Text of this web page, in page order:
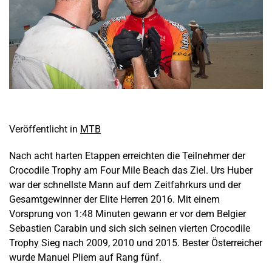
Veröffentlicht in MTB
Nach acht harten Etappen erreichten die Teilnehmer der
Crocodile Trophy am Four Mile Beach das Ziel. Urs Huber
war der schnellste Mann auf dem Zeitfahrkurs und der
Gesamtgewinner der Elite Herren 2016. Mit einem
Vorsprung von 1:48 Minuten gewann er vor dem Belgier
Sebastien Carabin und sich sich seinen vierten Crocodile
Trophy Sieg nach 2009, 2010 und 2015. Bester Österreicher
wurde Manuel Pliem auf Rang fünf.